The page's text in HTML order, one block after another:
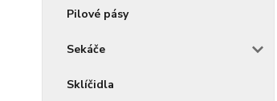
Pilové pásy
Sekáče
Sklíčidla